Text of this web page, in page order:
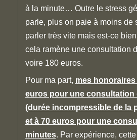
à la minute… Outre le stress
parle, plus on paie à moins de
parler très vite mais est-ce
cela ramène une consultation
voire 180 euros.
Pour ma part, mes honoraires
euros pour une consultation
(durée incompressible de la
et à 70 euros pour une
minutes. Par expérience,